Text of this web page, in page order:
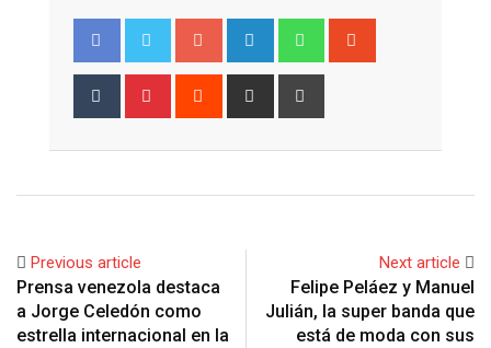
Google+ LinkedIn Whatsapp
Tumblr Pinterest Reddit
Share
Previous article
Prensa venezola destaca
a Jorge Celedón como
estrella internacional en la
Next article
Felipe Peláez y Manuel
Julián, la super banda que
está de moda con sus